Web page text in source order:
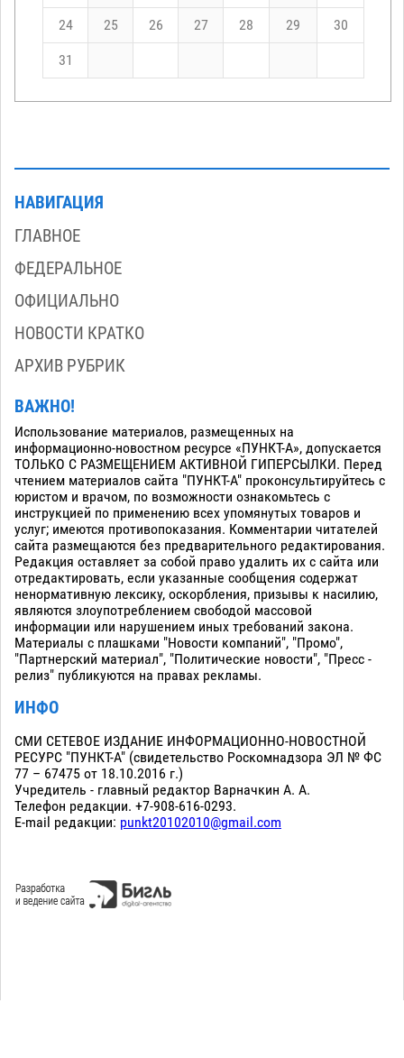
24 25 26 27 28 29 30
31
НАВИГАЦИЯ
ГЛАВНОЕ
ФЕДЕРАЛЬНОЕ
ОФИЦИАЛЬНО
НОВОСТИ КРАТКО
АРХИВ РУБРИК
ВАЖНО!
Использование материалов, размещенных на
информационно-новостном ресурсе «ПУНКТ-А», допускается
ТОЛЬКО С РАЗМЕЩЕНИЕМ АКТИВНОЙ ГИПЕРСЫЛКИ. Перед
чтением материалов сайта "ПУНКТ-А" проконсультируйтесь с
юристом и врачом, по возможности ознакомьтесь с
инструкцией по применению всех упомянутых товаров и
услуг; имеются противопоказания. Комментарии читателей
сайта размещаются без предварительного редактирования.
Редакция оставляет за собой право удалить их с сайта или
отредактировать, если указанные сообщения содержат
ненормативную лексику, оскорбления, призывы к насилию,
являются злоупотреблением свободой массовой
информации или нарушением иных требований закона.
Материалы с плашками "Новости компаний", "Промо",
"Партнерский материал", "Политические новости", "Пресс -
релиз" публикуются на правах рекламы.
ИНФО
СМИ СЕТЕВОЕ ИЗДАНИЕ ИНФОРМАЦИОННО-НОВОСТНОЙ
РЕСУРС "ПУНКТ-А" (свидетельство Роскомнадзора ЭЛ № ФС
77 – 67475 от 18.10.2016 г.)
Учредитель - главный редактор Варначкин А. А.
Телефон редакции. +7-908-616-0293.
E-mail редакции: punkt20102010@gmail.com